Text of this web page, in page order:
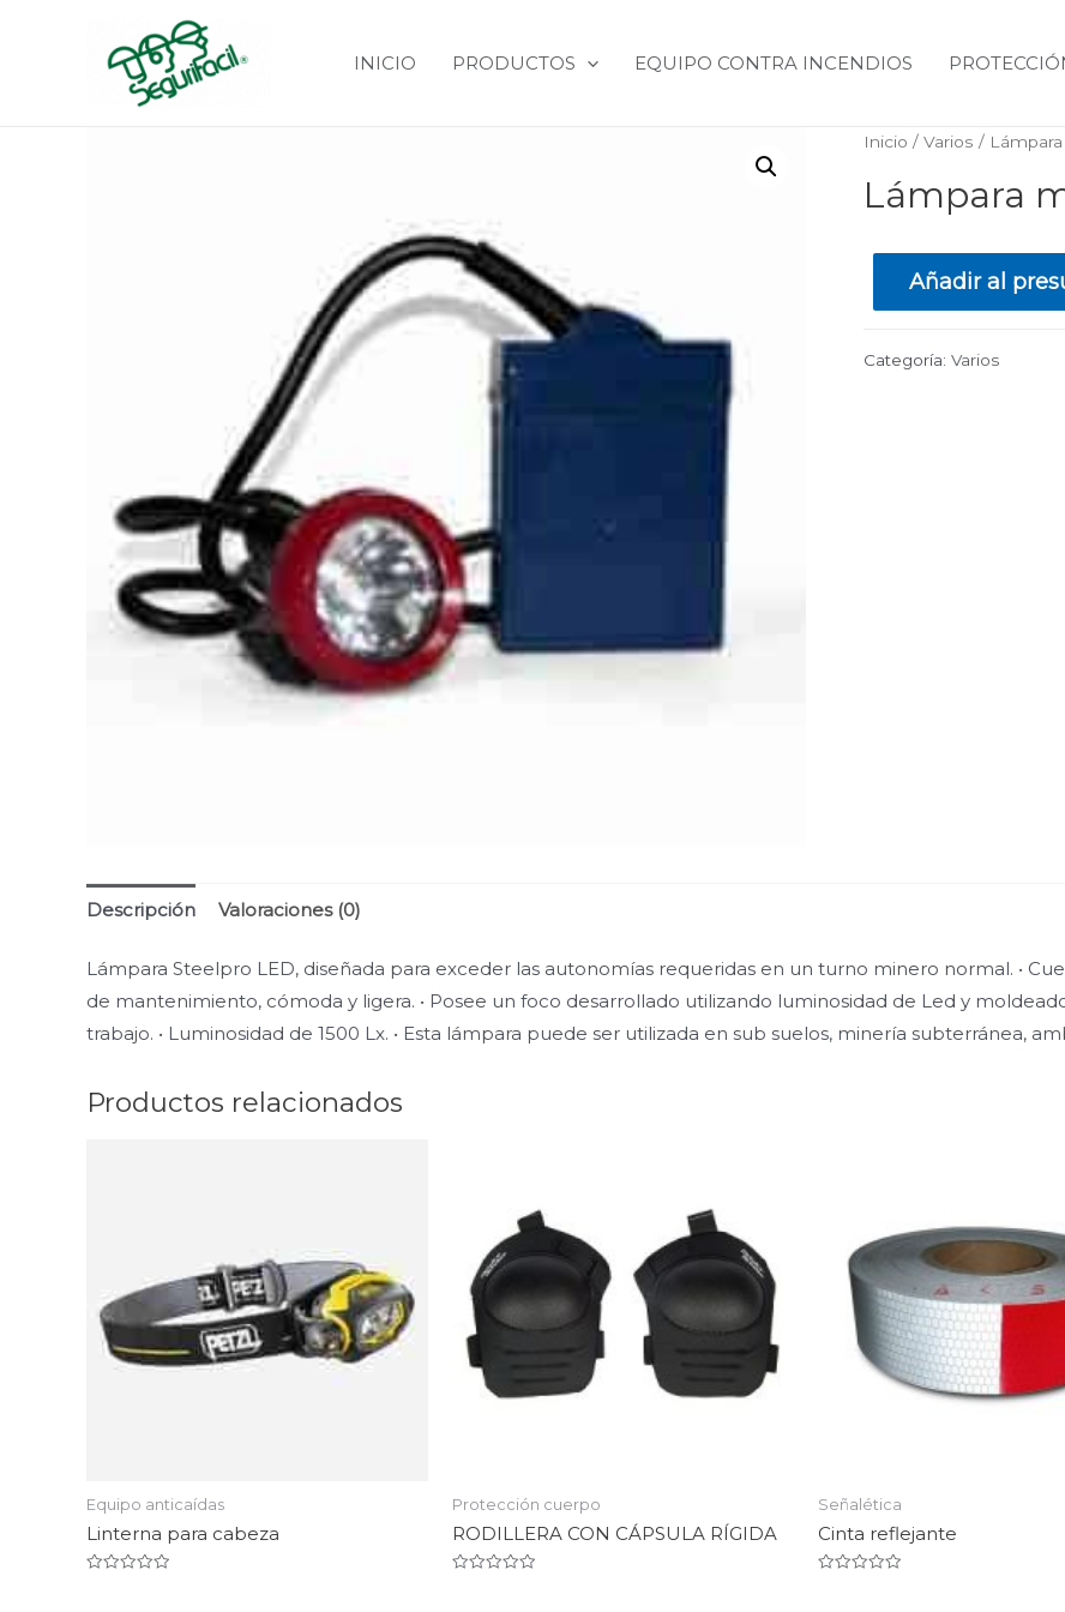
INICIO PRODUCTOS EQUIPO CONTRA INCENDIOS
Inicio / Varios /
Lámpara
Añadir al
Categoría: Varios
Descripción Valoraciones (0)
Lámpara Steelpro LED, diseñada para exceder las autonomías requeridas en un turno minero normal. •
de mantenimiento, cómoda y ligera. • Posee un foco desarrollado utilizando luminosidad de Led y
trabajo. • Luminosidad de 1500 Lx. • Esta lámpara puede ser utilizada en sub suelos, minería subterránea,
Productos relacionados
Equipo anticaídas
Linterna para cabeza
Protección cuerpo
RODILLERA CON CÁPSULA RÍGIDA
Señalética
Cinta reflejante